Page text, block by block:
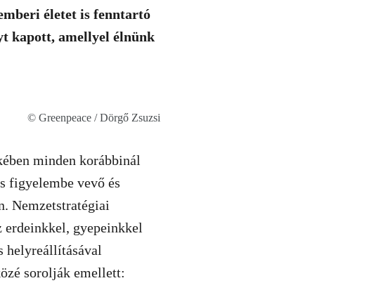
életet is fenntartó
kapott, amellyel élnünk
© Greenpeace / Dörgő Zsuzsi
minden korábbinál
figyelembe vevő és
Nemzetstratégiai
gyepeinkkel
helyreállításával
sorolják emellett: